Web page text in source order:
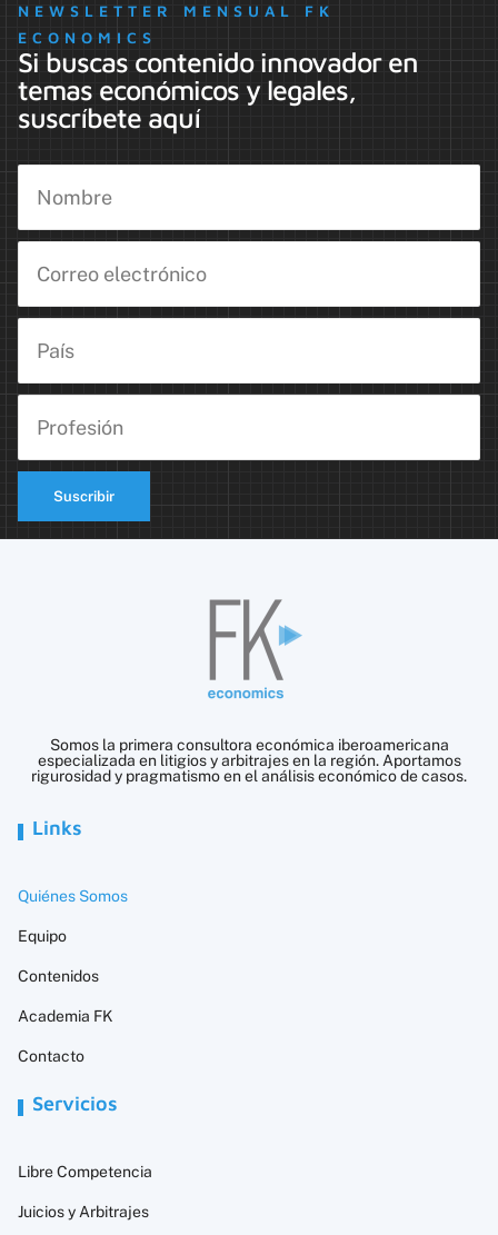
NEWSLETTER MENSUAL FK
ECONOMICS
Si buscas contenido innovador en
temas económicos y legales,
suscríbete aquí
Suscribir
Somos la primera consultora económica iberoamericana
especializada en litigios y arbitrajes en la región. Aportamos
rigurosidad y pragmatismo en el análisis económico de casos.
Links
Quiénes Somos
Equipo
Contenidos
Academia FK
Contacto
Servicios
Libre Competencia
Juicios y Arbitrajes